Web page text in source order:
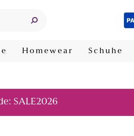
Homewear Schuhe
SALE2026